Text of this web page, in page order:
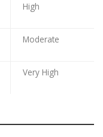
High
Moderate
Very High